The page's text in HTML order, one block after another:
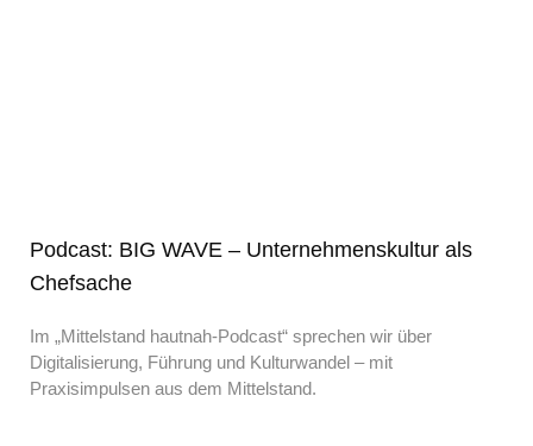
Podcast: BIG WAVE – Unternehmenskultur als
Chefsache
Im „Mittelstand hautnah-Podcast“ sprechen wir über
Digitalisierung, Führung und Kulturwandel – mit
Praxisimpulsen aus dem Mittelstand.